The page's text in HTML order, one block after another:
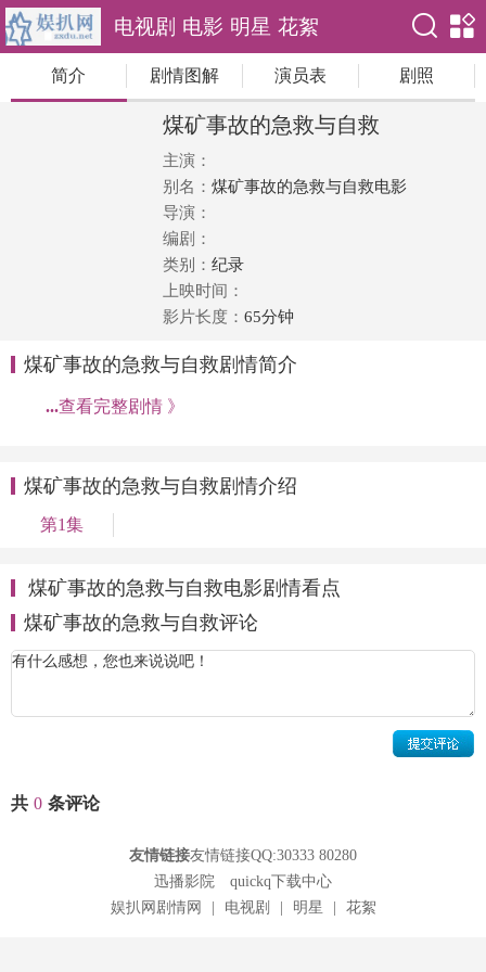
电视剧 电影 明星 花絮
简介 剧情图解 演员表 剧照
煤矿事故的急救与自救
主演：
别名： 煤矿事故的急救与自救电影
导演：
编剧：
类别： 纪录
上映时间：
影片长度： 65分钟
煤矿事故的急救与自救剧情简介
...查看完整剧情 》
煤矿事故的急救与自救剧情介绍
第1集
煤矿事故的急救与自救电影剧情看点
煤矿事故的急救与自救评论
共 0 条评论
友情链接友情链接QQ:30333 80280
迅播影院
quickq下载中心
娱扒网剧情网
电视剧 明星 花絮